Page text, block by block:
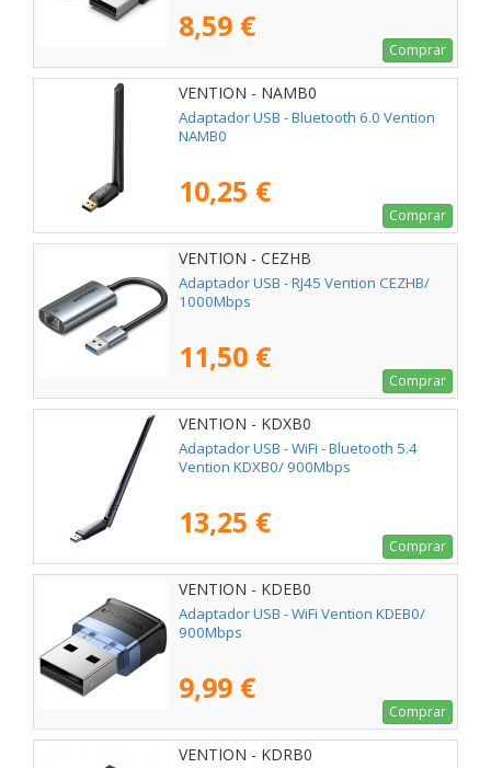
8,59 €
Comprar
VENTION - NAMB0
Adaptador USB - Bluetooth 6.0 Vention
NAMB0
10,25 €
Comprar
VENTION - CEZHB
Adaptador USB - RJ45 Vention CEZHB/
1000Mbps
11,50 €
Comprar
VENTION - KDXB0
Adaptador USB - WiFi - Bluetooth 5.4
Vention KDXB0/ 900Mbps
13,25 €
Comprar
VENTION - KDEB0
Adaptador USB - WiFi Vention KDEB0/
900Mbps
9,99 €
Comprar
VENTION - KDRB0